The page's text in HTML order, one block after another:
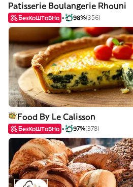
Patisserie Boulangerie Rhouni
Безкоштовно 98%(356)
Food By Le Calisson
Безкоштовно 97%(378)